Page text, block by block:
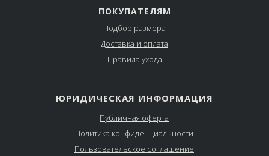
ПОКУПАТЕЛЯМ
Подбор размера
Доставка и оплата
Правила ухода
ЮРИДИЧЕСКАЯ ИНФОРМАЦИЯ
Публичная оферта
Политика конфиденциальности
Пользовательское соглашение